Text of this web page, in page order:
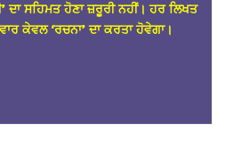
ਦਾ ਸਹਿਮਤ ਹੋਣਾ ਜ਼ਰੂਰੀ ਨਹੀਂ। ਹਰ ਲਿਖਤ
ਕੇਵਲ ‘ਰਚਨਾ’ ਦਾ ਕਰਤਾ ਹੋਵੇਗਾ।